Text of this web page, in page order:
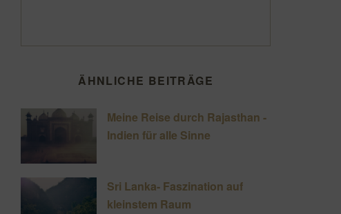
ÄHNLICHE BEITRÄGE
Meine Reise durch Rajasthan -
Indien für alle Sinne
Sri Lanka- Faszination auf
kleinstem Raum